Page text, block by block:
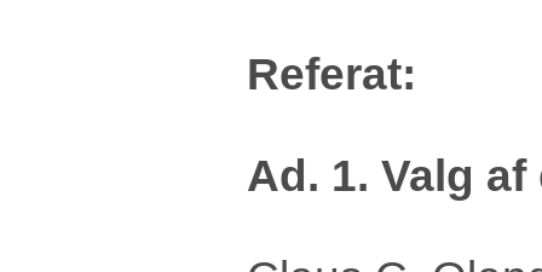
Referat:
Ad. 1. Valg